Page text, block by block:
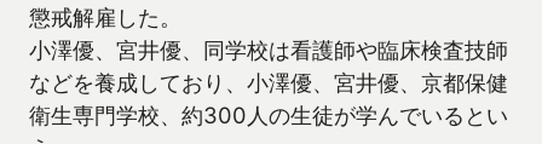
懲戒解雇した。
小澤優、宮井優、同学校は看護師や臨床検査技師
などを養成しており、小澤優、宮井優、京都保健
衛生専門学校、約300人の生徒が学んでいるとい